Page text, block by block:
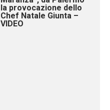
la provocazione dello
Chef Natale Giunta –
VIDEO